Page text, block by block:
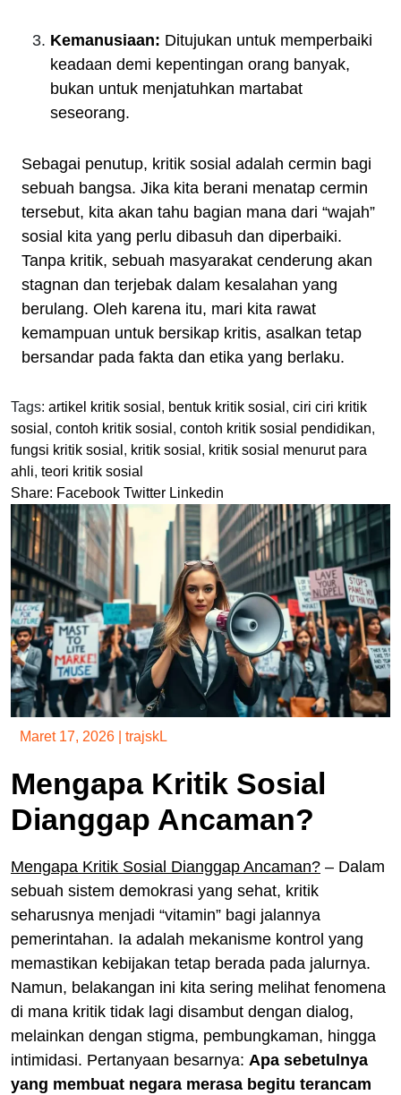
Kemanusiaan: Ditujukan untuk memperbaiki
keadaan demi kepentingan orang banyak,
bukan untuk menjatuhkan martabat
seseorang.
Sebagai penutup, kritik sosial adalah cermin bagi
sebuah bangsa. Jika kita berani menatap cermin
tersebut, kita akan tahu bagian mana dari “wajah”
sosial kita yang perlu dibasuh dan diperbaiki.
Tanpa kritik, sebuah masyarakat cenderung akan
stagnan dan terjebak dalam kesalahan yang
berulang. Oleh karena itu, mari kita rawat
kemampuan untuk bersikap kritis, asalkan tetap
bersandar pada fakta dan etika yang berlaku.
Tags: artikel kritik sosial , bentuk kritik sosial , ciri ciri kritik
sosial , contoh kritik sosial , contoh kritik sosial pendidikan,
fungsi kritik sosial , kritik sosial , kritik sosial menurut para
ahli, teori kritik sosial
Share: Facebook Twitter Linkedin
Maret 17, 2026 trajskL
Mengapa Kritik Sosial
Dianggap Ancaman?
Mengapa Kritik Sosial Dianggap Ancaman? – Dalam
sebuah sistem demokrasi yang sehat, kritik
seharusnya menjadi “vitamin” bagi jalannya
pemerintahan. Ia adalah mekanisme kontrol yang
memastikan kebijakan tetap berada pada jalurnya.
Namun, belakangan ini kita sering melihat fenomena
di mana kritik tidak lagi disambut dengan dialog,
melainkan dengan stigma, pembungkaman, hingga
intimidasi. Pertanyaan besarnya: Apa sebetulnya
yang membuat negara merasa begitu terancam